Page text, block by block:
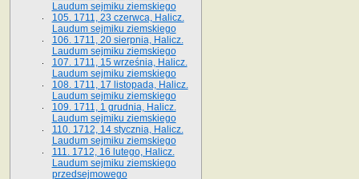
Laudum sejmiku ziemskiego
105. 1711, 23 czerwca, Halicz.
Laudum sejmiku ziemskiego
106. 1711, 20 sierpnia, Halicz.
Laudum sejmiku ziemskiego
107. 1711, 15 września, Halicz.
Laudum sejmiku ziemskiego
108. 1711, 17 listopada, Halicz.
Laudum sejmiku ziemskiego
109. 1711, 1 grudnia, Halicz.
Laudum sejmiku ziemskiego
110. 1712, 14 stycznia, Halicz.
Laudum sejmiku ziemskiego
111. 1712, 16 lutego, Halicz.
Laudum sejmiku ziemskiego
przedsejmowego